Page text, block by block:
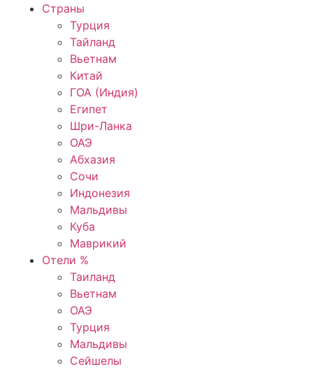
Страны
Турция
Тайланд
Вьетнам
Китай
ГОА (Индия)
Египет
Шри-Ланка
ОАЭ
Абхазия
Сочи
Индонезия
Мальдивы
Куба
Маврикий
Отели %
Таиланд
Вьетнам
ОАЭ
Турция
Мальдивы
Сейшелы